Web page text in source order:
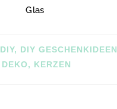
Glas
DIY, DIY GESCHENKIDEEN
DEKO, KERZEN